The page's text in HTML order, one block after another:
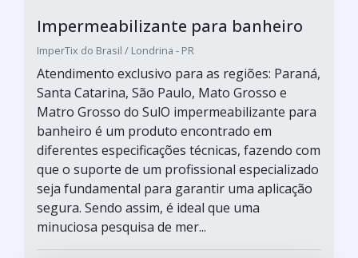
Impermeabilizante para banheiro
ImperTix do Brasil / Londrina - PR
Atendimento exclusivo para as regiões: Paraná,
Santa Catarina, São Paulo, Mato Grosso e
Matro Grosso do SulO impermeabilizante para
banheiro é um produto encontrado em
diferentes especificações técnicas, fazendo com
que o suporte de um profissional especializado
seja fundamental para garantir uma aplicação
segura. Sendo assim, é ideal que uma
minuciosa pesquisa de mer...